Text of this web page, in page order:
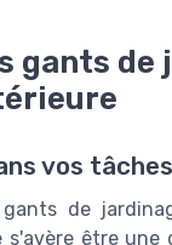
gants de
vos
de
s'avère être